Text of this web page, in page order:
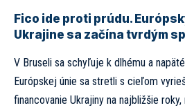
Fico ide proti prúdu.
Ukrajine sa začína tvrdým
V Bruseli sa schyľuje k dlhému a
Európskej únie sa stretli s cieľom
financovanie Ukrajiny na najbližšie